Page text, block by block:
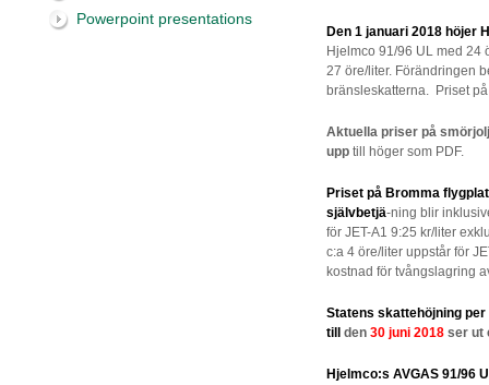
Powerpoint presentations
Den 1 januari 2018 höjer
Hjelmco 91/96 UL med 24
27 öre/liter. Förändringen
bränsleskatterna. Priset
Aktuella priser på
upp till höger som PDF.
Priset på Bromma
självbetjä-ning blir
för JET-A1 9:25 kr/liter
c:a 4 öre/liter uppstår för
kostnad för tvångslagring
Statens skattehöjning per
till
den 30 juni 2018 ser ut
Hjelmco:s AVGAS 91/96